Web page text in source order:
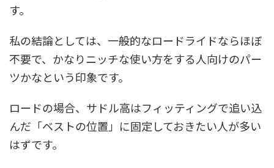
す。
私の結論としては、 一般的なロードライドならほぼ
不要で、かなりニッチな使い方をする人向けのパー
ツかなという印象です。
ロードの場合、サドル高はフィッティングで追い込
んだ「ベストの位置」に固定しておきたい人が多い
はずです。